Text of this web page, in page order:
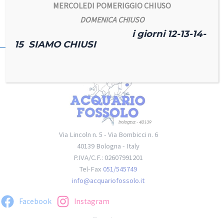
Via Lincoln n. 5 - Via Bombicci n. 6
40139 Bologna - Italy
P.IVA/C.F.: 02607991201
Tel-Fax 051/545749
info@acquariofossolo.it
Facebook Instagram
MERCOLEDI POMERIGGIO CHIUSO
DOMENICA CHIUSO
i giorni 12-13-14-
15 SIAMO CHIUSI